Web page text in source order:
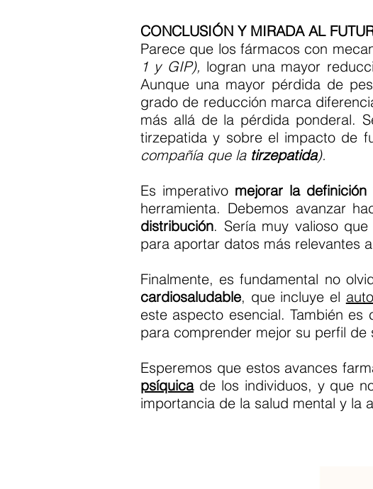
CONCLUSIÓN Y MIRADA AL
Parece que los fármacos con
1 y GIP), logran una mayor
Aunque una mayor pérdida de
grado de reducción marca
más allá de la pérdida ponderal.
tirzepatida y sobre el impacto de
compañía que la tirzepatida).
Es imperativo mejorar la
herramienta. Debemos avanzar
distribución. Sería muy valioso
para aportar datos más relevantes
Finalmente, es fundamental no
cardiosaludable, que incluye el
este aspecto esencial. También
para comprender mejor su perfil de
Esperemos que estos avances
psíquica de los individuos, y que
importancia de la salud mental y la